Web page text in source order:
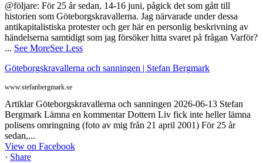
@följare: För 25 år sedan, 14-16 juni, pågick det som gått till
historien som Göteborgskravallerna. Jag närvarade under dessa
antikapitalistiska protester och ger här en personlig beskrivning av
händelserna samtidigt som jag försöker hitta svaret på frågan Varför?
... See MoreSee Less
Göteborgskravallerna och sanningen | Stefan Bergmark
www.stefanbergmark.se
Artiklar Göteborgskravallerna och sanningen 2026-06-13 Stefan
Bergmark Lämna en kommentar Dottern Liv fick inte heller lämna
polisens omringning (foto av mig från 21 april 2001) För 25 år
sedan,...
View on Facebook
· Share